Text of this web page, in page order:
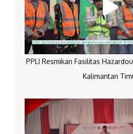
PPLI Resmikan Fasilitas
Kalimantan